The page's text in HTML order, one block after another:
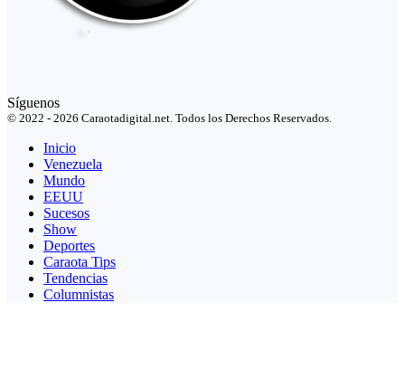
Síguenos
© 2022 - 2026 Caraotadigital.net. Todos los Derechos Reservados.
Inicio
Venezuela
Mundo
EEUU
Sucesos
Show
Deportes
Caraota Tips
Tendencias
Columnistas